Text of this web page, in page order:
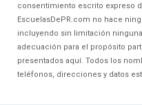
consentimiento escrito expreso
EscuelasDePR.com no hace
incluyendo sin limitación
adecuación para el propósito
presentados aquí. Todos los
teléfonos, direcciones y datos